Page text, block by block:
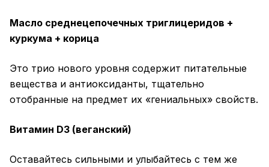
Масло среднецепочечных триглицеридов +
куркума + корица
Это трио нового уровня содержит питательные
вещества и антиоксиданты, тщательно
отобранные на предмет их «гениальных» свойств.
Витамин D3 (веганский)
Оставайтесь сильными и улыбайтесь с тем же